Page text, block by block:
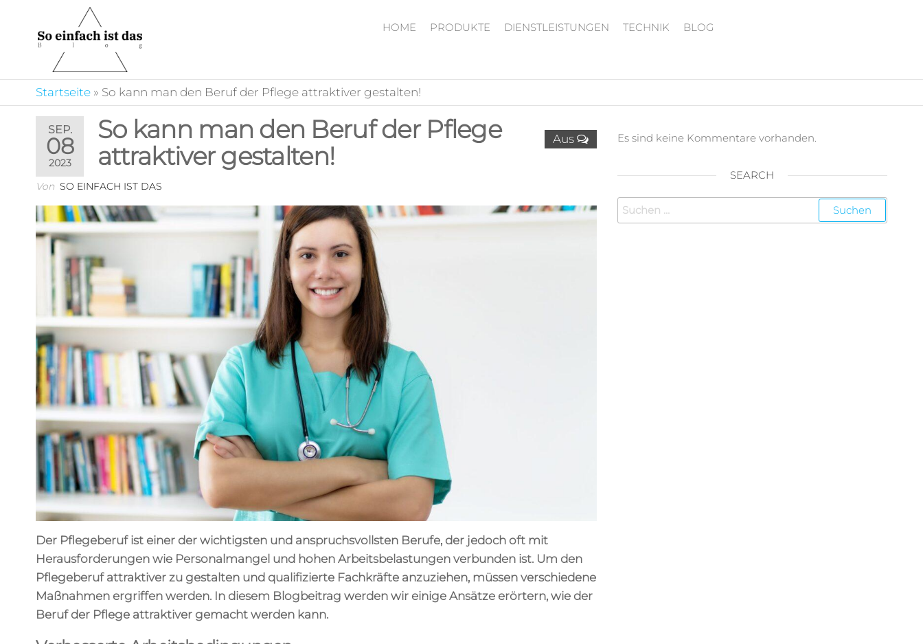
springen
ist das
sich zu informieren
und die
unterschiedlichsten
Beiträge zu
entdecken.
HOME PRODUKTE DIENSTLEISTUNGEN TECHNIK BLOG
Startseite » So kann man den Beruf der Pflege attraktiver gestalten!
SEP.
08
2023
Aus
So kann man den Beruf der Pflege
attraktiver gestalten!
Von SO EINFACH IST DAS
Der Pflegeberuf ist einer der wichtigsten und anspruchsvollsten Berufe, der jedoch oft mit
Herausforderungen wie Personalmangel und hohen Arbeitsbelastungen verbunden ist. Um den
Pflegeberuf attraktiver zu gestalten und qualifizierte Fachkräfte anzuziehen, müssen verschiedene
Maßnahmen ergriffen werden. In diesem Blogbeitrag werden wir einige Ansätze erörtern, wie der
Beruf der Pflege attraktiver gemacht werden kann.
Es sind keine Kommentare vorhanden.
SEARCH
Suchen
nach: